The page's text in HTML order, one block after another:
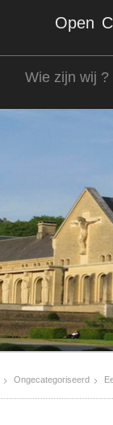
Open
Wie zijn wij ?
Ongecategoriseerd